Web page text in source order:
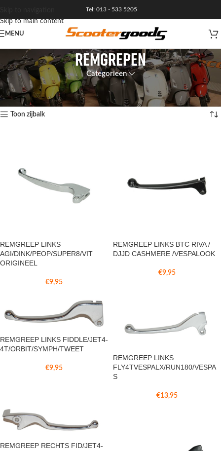
Skip to main content
Tel: 013 - 533 5205
MENU
REMGREPEN
Categorieen
Home NIEUWE ONDERDELEN
REMMEN
Resultaat 1–12 van de 16 resultaten wordt getoond
Toon zijbalk
REMGREEP LINKS
AGI/DINK/PEOP/SUPER8/VIT
ORIGINEEL
€9,95
REMGREEP LINKS BTC RIVA /
DJJD CASHMERE /VESPALOOK
€9,95
REMGREEP LINKS FIDDLE/JET4-
4T/ORBIT/SYMPH/TWEET
€9,95
REMGREEP LINKS
FLY4TVESPALX/RUN180/VESPA
S
€13,95
REMGREEP RECHTS FID/JET4-